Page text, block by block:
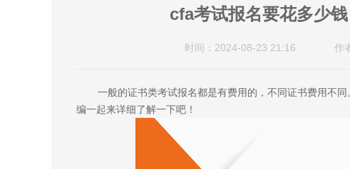
cfa考试报名要花多少
时间：2024-08-23 21:16 作
一般的证书类考试报名都是有费用的，不同证书费用不
编一起来详细了解一下吧！